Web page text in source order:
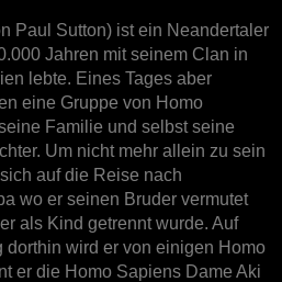
Paul Sutton) ist ein Neandertaler
Jahren mit seinem Clan in
lebte. Eines Tages aber
eine Gruppe von Homo
Familie und selbst seine
Um nicht mehr allein zu sein
auf die Reise nach
wo er seinen Bruder vermutet
als Kind getrennt wurde. Auf
dorthin wird er von einigen Homo
er die Homo Sapiens Dame Aki